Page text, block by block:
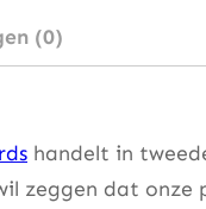
(0)
handelt in
zeggen dat onze